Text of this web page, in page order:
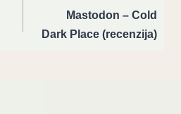
Mastodon – Cold
Dark Place (recenzija)